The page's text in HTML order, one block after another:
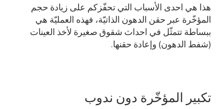
هذا هي احدى الأسباب التي تحفّزكم على زيادة حجم
المؤخّرة عبر حقن الدهون الذاتيّة، فهذه العمليّة هي
ببساطة تتمثّل في احداث شقوق صغيرة لأخذ العينات
(شفط الدهون) وإعادة حقنها.
تكبير المؤخّرة دون ندوب